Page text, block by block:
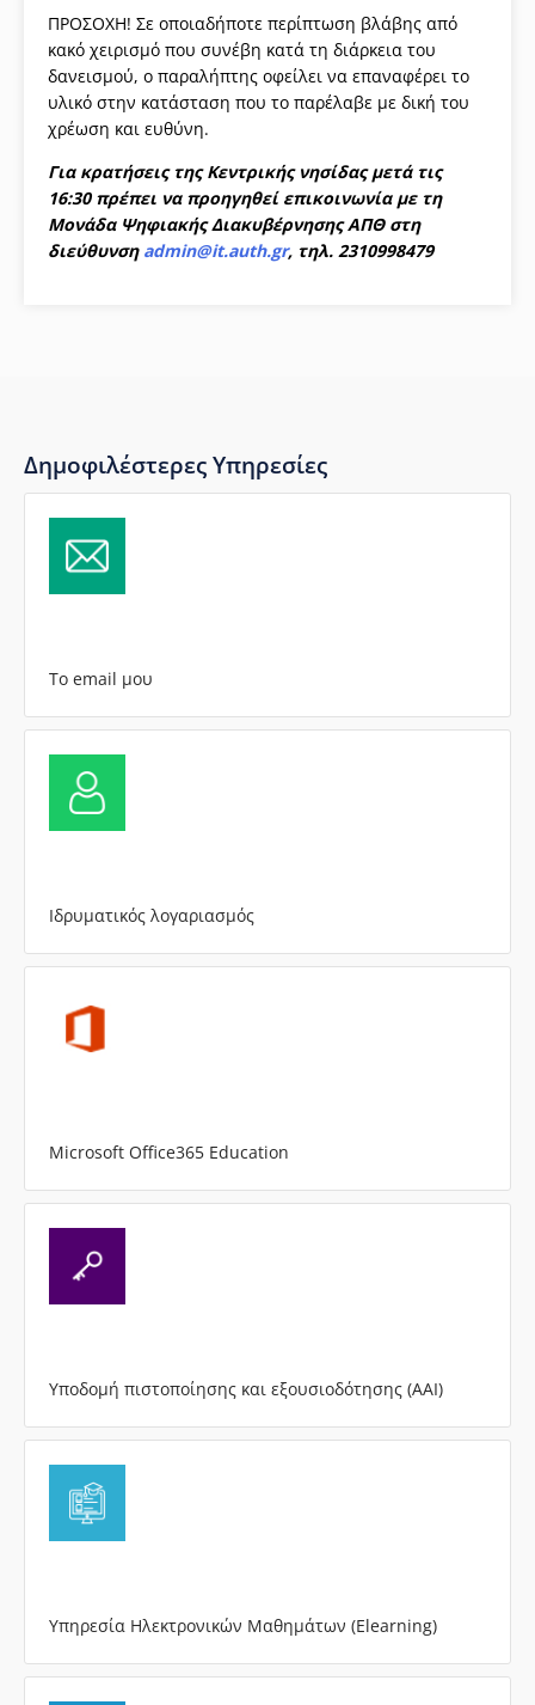
ΠΡΟΣΟΧΗ! Σε οποιαδήποτε περίπτωση βλάβης από
κακό χειρισμό που συνέβη κατά τη διάρκεια του
δανεισμού, ο παραλήπτης οφείλει να επαναφέρει το
υλικό στην κατάσταση που το παρέλαβε με δική του
χρέωση και ευθύνη.
Για κρατήσεις της Κεντρικής νησίδας μετά τις
16:30 πρέπει να προηγηθεί επικοινωνία με τη
Μονάδα Ψηφιακής Διακυβέρνησης ΑΠΘ στη
διεύθυνση admin@it.auth.gr, τηλ. 2310998479
Δημοφιλέστερες Υπηρεσίες
Το email μου
Ιδρυματικός λογαριασμός
Microsoft Office365 Education
Υποδομή πιστοποίησης και εξουσιοδότησης (AAI)
Υπηρεσία Ηλεκτρονικών Μαθημάτων (Elearning)